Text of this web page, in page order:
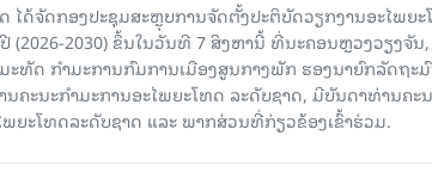
ໄດ້ຈັດກອງປະຊຸມສະຫຼຸບການຈັດຕັ້ງປະຕິບັດວຽກງານອະໄພຍ
(2026-2030) ຂຶ້ນໃນວັນທີ 7 ສິງຫານີ້ ທີ່ນະຄອນຫຼວງວຽງຈັນ
ທັດ ກຳມະການກົມການເມືອງສູນກາງພັກ ຮອງນາຍົກລັດຖະ
ຄະນະກຳມະການອະໄພຍະໂທດ ລະດັບຊາດ, ມີບັນດາທ່ານຄະ
ຍະໂທດລະດັບຊາດ ແລະ ພາກສ່ວນທີ່ກ່ຽວຂ້ອງເຂົ້າຮ່ວມ.